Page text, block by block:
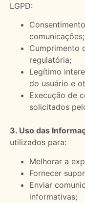
LGPD:
comunicações;
Cumprimento
regulatória;
Legítimo
do usuário e
Execução de
solicitados
3. Uso das
utilizados para:
Melhorar a
Fornecer
Enviar
informativas;